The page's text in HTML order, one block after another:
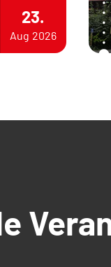
23.
Aug 2026